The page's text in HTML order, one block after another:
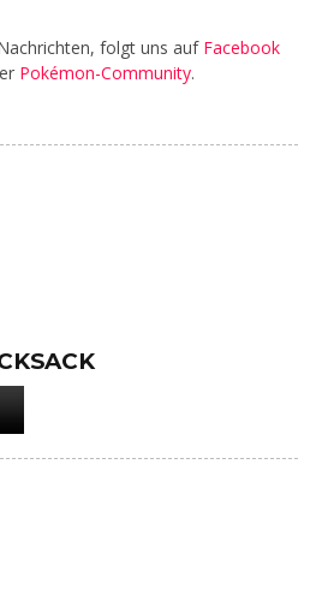
folgt uns auf Facebook
Pokémon-Community.